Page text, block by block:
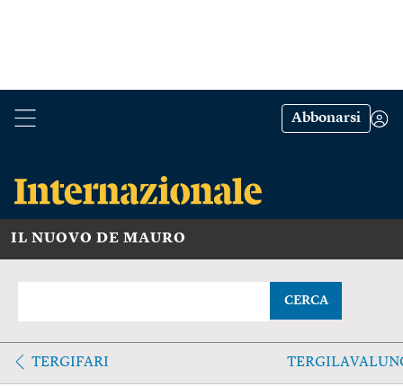
Abbonarsi
IL NUOVO DE MAURO
CERCA
TERGIFARI